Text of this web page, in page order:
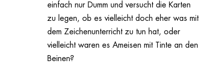
einfach nur Dumm und versucht die Karten
zu legen, ob es vielleicht doch eher was mit
dem Zeichenunterricht zu tun hat, oder
vielleicht waren es Ameisen mit Tinte an den
Beinen?